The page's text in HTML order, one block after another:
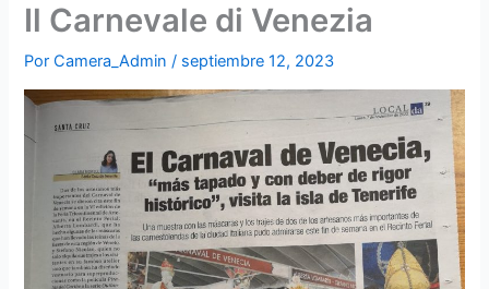
Il Carnevale di Venezia
PorCamera_Admin/ septiembre 12, 2023